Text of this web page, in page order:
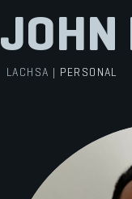
JOHN
LACHSA | PERSONAL